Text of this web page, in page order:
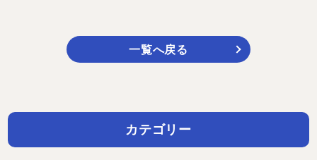
一覧へ戻る
カテゴリー